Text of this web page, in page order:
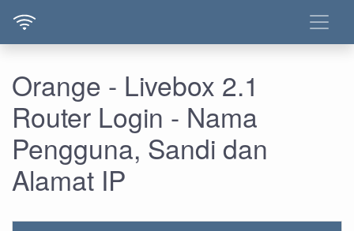
Orange - Livebox 2.1
Router Login - Nama
Pengguna, Sandi dan
Alamat IP